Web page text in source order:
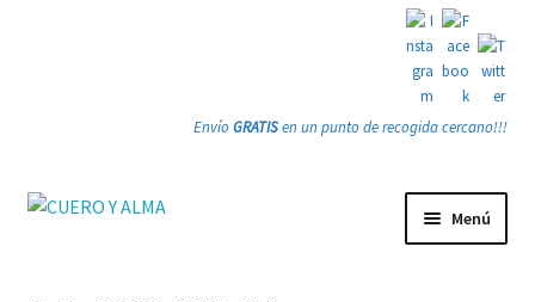
EnvíoGRATISen un punto de recogida cercano!!!
Ir
Ir
Menú